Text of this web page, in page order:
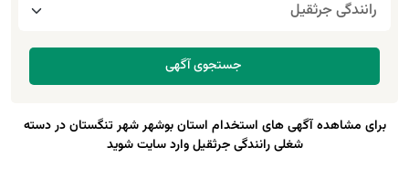
برای مشاهده آگهی های استخدام استان بوشهر شهر تنگستان در دسته
شغلی رانندگی جرثقیل وارد سایت شوید